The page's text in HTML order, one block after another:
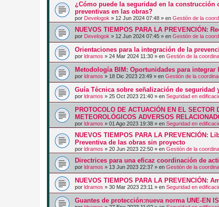
¿Cómo puede la seguridad en la
preventivas en las obras?
por Develogok » 12 Jun 2024 07:48 » en Gestión de la
NUEVOS TIEMPOS PARA LA PREVENCIÓN:
por Develogok » 12 Jun 2024 07:45 » en Gestión de la
Orientaciones para la integración de la
por ldramos » 24 Mar 2024 11:30 » en Gestión de la
Metodología BIM: Oportunidades para
por ldramos » 18 Dic 2023 23:49 » en Gestión de la
Guía Técnica sobre señalización de seguridad
por ldramos » 25 Oct 2023 21:40 » en Seguridad en
PROTOCOLO DE ACTUACIÓN EN EL
METEOROLÓGICOS ADVERSOS
por ldramos » 01 Ago 2023 19:38 » en Seguridad en
NUEVOS TIEMPOS PARA LA PREVENCIÓN:
Preventiva de las obras sin proyecto
por ldramos » 20 Jun 2023 22:50 » en Gestión de la
Directrices para una eficaz coordinación de
por ldramos » 13 Jun 2023 22:37 » en Gestión de la
NUEVOS TIEMPOS PARA LA PREVENCIÓN:
por ldramos » 30 Mar 2023 23:11 » en Seguridad en
Guantes de protección:nueva norma UNE-EN